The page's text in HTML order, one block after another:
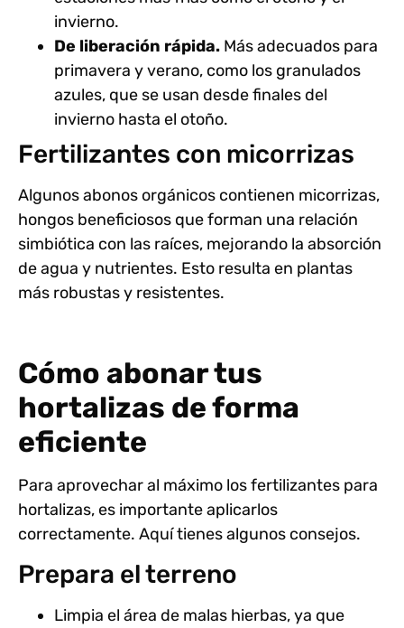
invierno.
De liberación rápida. Más adecuados para
primavera y verano, como los granulados
azules, que se usan desde finales del
invierno hasta el otoño.
Fertilizantes con micorrizas
Algunos abonos orgánicos contienen micorrizas,
hongos beneficiosos que forman una relación
simbiótica con las raíces, mejorando la absorción
de agua y nutrientes. Esto resulta en plantas
más robustas y resistentes.
Cómo abonar tus
hortalizas de forma
eficiente
Para aprovechar al máximo los fertilizantes para
hortalizas, es importante aplicarlos
correctamente. Aquí tienes algunos consejos.
Prepara el terreno
Limpia el área de malas hierbas, ya que